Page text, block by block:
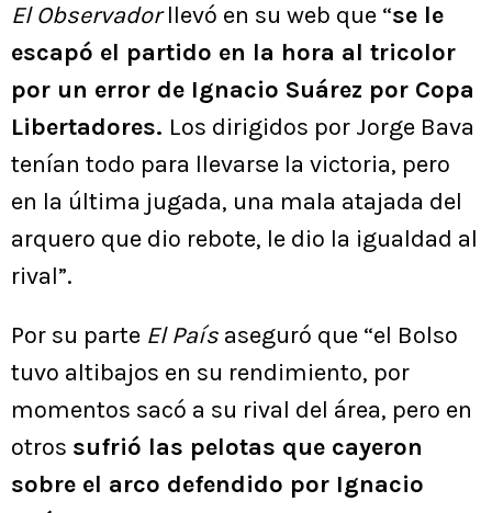
El Observadorllevó en su web que “se le
escapó el partido en la hora al tricolor
por un error de Ignacio Suárez por Copa
Libertadores. Los dirigidos por Jorge Bava
tenían todo para llevarse la victoria, pero
en la última jugada, una mala atajada del
arquero que dio rebote, le dio la igualdad al
rival”.
Por su parte El País aseguró que “el Bolso
tuvo altibajos en su rendimiento, por
momentos sacó a su rival del área, pero en
otros sufrió las pelotas que cayeron
sobre el arco defendido por Ignacio